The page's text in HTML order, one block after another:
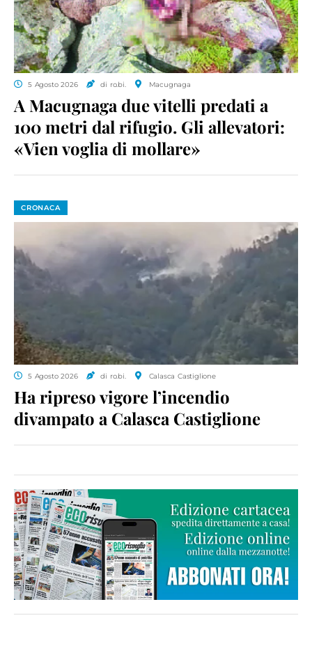
5 Agosto 2026 di ro.bi. Macugnaga
A Macugnaga due vitelli predati a
100 metri dal rifugio. Gli allevatori:
«Vien voglia di mollare»
CRONACA
5 Agosto 2026 di ro.bi. Calasca Castiglione
Ha ripreso vigore l’incendio
divampato a Calasca Castiglione